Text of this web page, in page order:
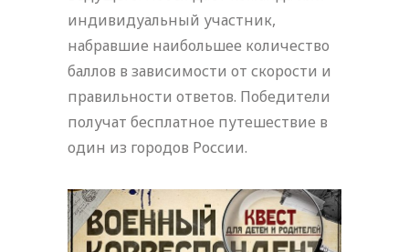
индивидуальный участник,
набравшие наибольшее количество
баллов в зависимости от скорости и
правильности ответов. Победители
получат бесплатное путешествие в
один из городов России.